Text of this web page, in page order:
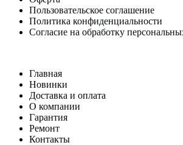
Пользовательское соглашение
Политика конфиденциальности
Согласие на обработку
Главная
Новинки
Доставка и оплата
О компании
Гарантия
Ремонт
Контакты